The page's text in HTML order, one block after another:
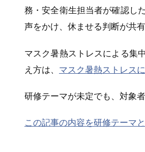
務・安全衛生担当者が確認し
声をかけ、休ませる判断が共
マスク暑熱ストレスによる集
え方は、 マスク暑熱ストレス
研修テーマが未定でも、対象
この記事の内容を研修テーマ